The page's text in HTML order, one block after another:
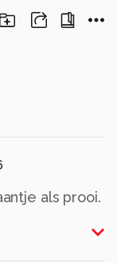
als prooi.